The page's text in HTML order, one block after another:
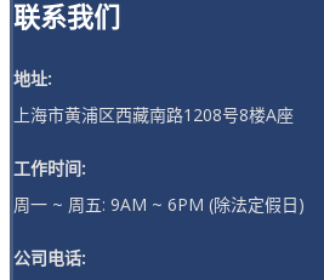
联系我们
地址:
上海市黄浦区西藏南路1208号8楼A座
工作时间:
周一 ~ 周五: 9AM ~ 6PM (除法定假日)
公司电话: